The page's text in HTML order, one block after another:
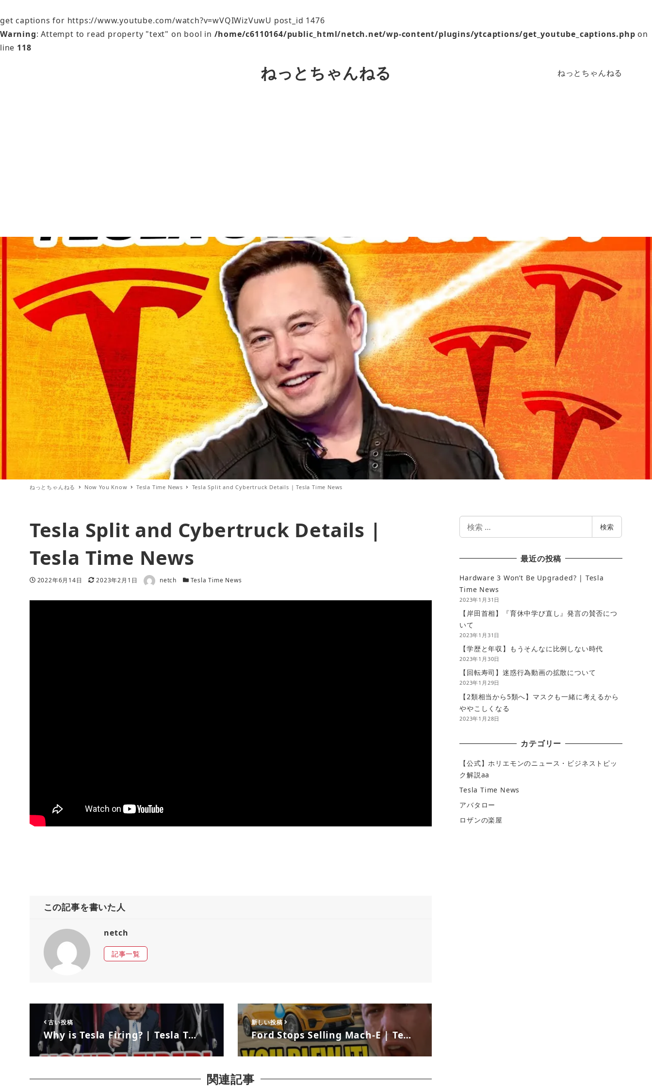
get captions for https://www.youtube.com/watch?v=wVQIWizVuwU post_id 1476
Warning: Attempt to read property "text" on bool in /home/c6110164/public_html/netch.net/wp-content/plugins/ytcaptions/get_youtube_captions.php on
line 118
ねっとちゃんねる ねっとちゃんねる
ねっとちゃんねる Now You Know Tesla Time News Tesla Split and Cybertruck Details | Tesla Time News
Tesla Split and Cybertruck Details |
Tesla Time News
投稿日
2022年6月14日 更新日
2023年2月1日 著者 netch カテゴリー
Tesla Time News
この記事を書いた人
netch
記事一覧
古い投稿
Why is Tesla Firing? | Tesla T…
新しい投稿
Ford Stops Selling Mach-E | Te…
関連記事
検索
最近の投稿
Hardware 3 Won’t Be Upgraded? | Tesla
Time News
2023年1月31日
【岸田首相】『育休中学び直し』発言の賛否につ
いて
2023年1月31日
【学歴と年収】もうそんなに比例しない時代
2023年1月30日
【回転寿司】迷惑行為動画の拡散について
2023年1月29日
【2類相当から5類へ】マスクも一緒に考えるから
ややこしくなる
2023年1月28日
カテゴリー
【公式】ホリエモンのニュース・ビジネストピッ
ク解説aa
Tesla Time News
アバタロー
ロザンの楽屋